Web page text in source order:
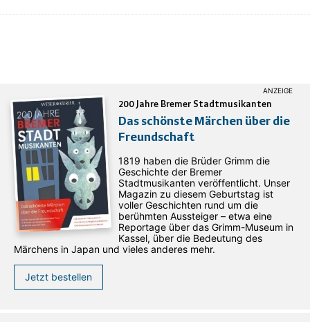
200 Jahre Bremer Stadtmusikanten
Das schönste Märchen über die
Freundschaft
1819 haben die Brüder Grimm die
Geschichte der Bremer
Stadtmusikanten veröffentlicht. Unser
Magazin zu diesem Geburtstag ist
voller Geschichten rund um die
berühmten Aussteiger – etwa eine
Reportage über das Grimm-Museum in
Kassel, über die Bedeutung des
Märchens in Japan und vieles anderes mehr.
Jetzt bestellen